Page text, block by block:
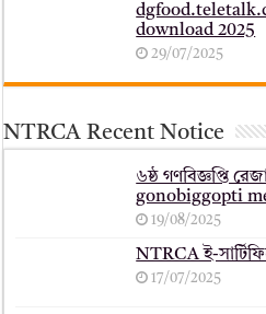
download 2025
29/07/2025
NTRCA Recent Notice
৬ষ্ঠ গণবিজ্ঞপ্তি
gonobiggopti
19/08/2025
NTRCA ই-
17/07/2025